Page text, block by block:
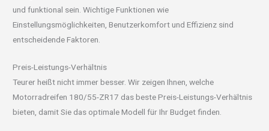
und funktional sein. Wichtige Funktionen wie
Einstellungsmöglichkeiten, Benutzerkomfort und Effizienz sind
entscheidende Faktoren.
Preis-Leistungs-Verhältnis
Teurer heißt nicht immer besser. Wir zeigen Ihnen, welche
Motorradreifen 180/55-ZR17 das beste Preis-Leistungs-Verhältnis
bieten, damit Sie das optimale Modell für Ihr Budget finden.